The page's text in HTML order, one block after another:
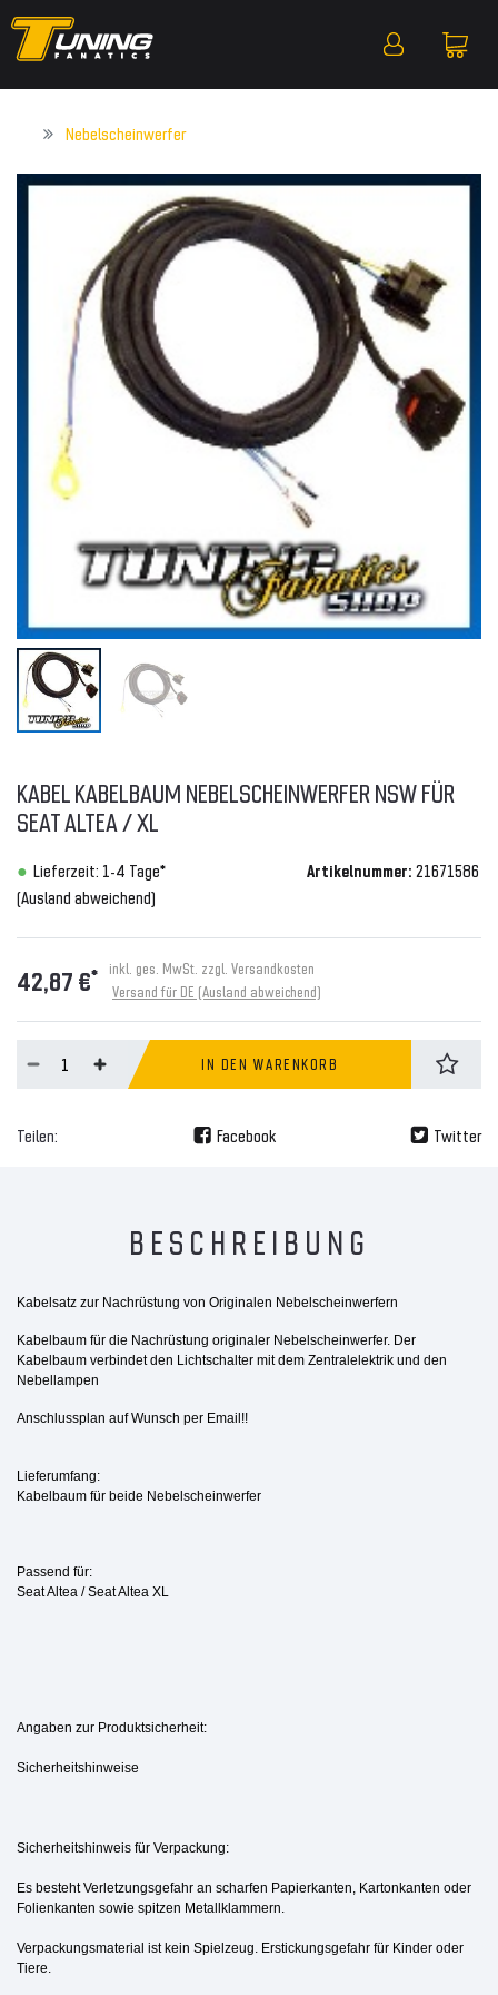
Nebelscheinwerfer
KABEL KABELBAUM NEBELSCHEINWERFER NSW FÜR
SEAT ALTEA / XL
Lieferzeit: 1-4 Tage*
(Ausland abweichend)
Artikelnummer: 21671586
42,87 €* inkl. ges. MwSt. zzgl. Versandkosten
Versand für DE (Ausland abweichend)
IN DEN WARENKORB
Teilen: Facebook Twitter
BESCHREIBUNG
Kabelsatz zur Nachrüstung von Originalen Nebelscheinwerfern
Kabelbaum für die Nachrüstung originaler Nebelscheinwerfer. Der
Kabelbaum verbindet den Lichtschalter mit dem Zentralelektrik und den
Nebellampen
Anschlussplan auf Wunsch per Email!!
Lieferumfang:
Kabelbaum für beide Nebelscheinwerfer
Passend für:
Seat Altea / Seat Altea XL
Angaben zur Produktsicherheit:
Sicherheitshinweise
Sicherheitshinweis für Verpackung:
Es besteht Verletzungsgefahr an scharfen Papierkanten, Kartonkanten oder
Folienkanten sowie spitzen Metallklammern.
Verpackungsmaterial ist kein Spielzeug. Erstickungsgefahr für Kinder oder
Tiere.